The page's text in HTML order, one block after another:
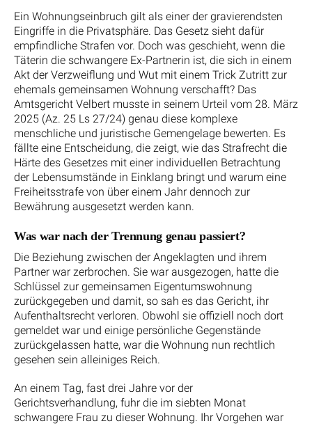
Ein Wohnungseinbruch gilt als einer der gravierendsten
Eingriffe in die Privatsphäre. Das Gesetz sieht dafür
empfindliche Strafen vor. Doch was geschieht, wenn die
Täterin die schwangere Ex-Partnerin ist, die sich in einem
Akt der Verzweiflung und Wut mit einem Trick Zutritt zur
ehemals gemeinsamen Wohnung verschafft? Das
Amtsgericht Velbert musste in seinem Urteil vom 28. März
2025 (Az. 25 Ls 27/24) genau diese komplexe
menschliche und juristische Gemengelage bewerten. Es
fällte eine Entscheidung, die zeigt, wie das Strafrecht die
Härte des Gesetzes mit einer individuellen Betrachtung
der Lebensumstände in Einklang bringt und warum eine
Freiheitsstrafe von über einem Jahr dennoch zur
Bewährung ausgesetzt werden kann.
Was war nach der Trennung genau passiert?
Die Beziehung zwischen der Angeklagten und ihrem
Partner war zerbrochen. Sie war ausgezogen, hatte die
Schlüssel zur gemeinsamen Eigentumswohnung
zurückgegeben und damit, so sah es das Gericht, ihr
Aufenthaltsrecht verloren. Obwohl sie offiziell noch dort
gemeldet war und einige persönliche Gegenstände
zurückgelassen hatte, war die Wohnung nun rechtlich
gesehen sein alleiniges Reich.
An einem Tag, fast drei Jahre vor der
Gerichtsverhandlung, fuhr die im siebten Monat
schwangere Frau zu dieser Wohnung. Ihr Vorgehen war